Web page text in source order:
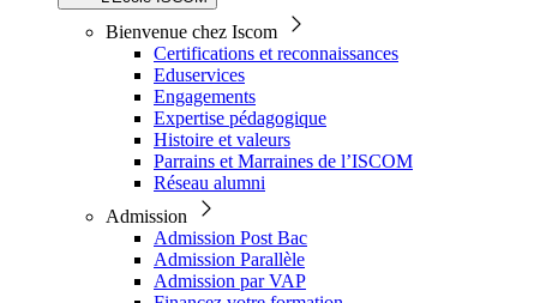
Bienvenue chez Iscom
Certifications et reconnaissances
Eduservices
Engagements
Expertise pédagogique
Histoire et valeurs
Parrains et Marraines de l’ISCOM
Réseau alumni
Admission
Admission Post Bac
Admission Parallèle
Admission par VAP